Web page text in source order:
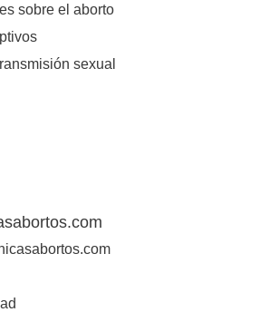
sobre el aborto
sexual